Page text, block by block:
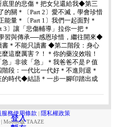
登入
里的悲傷＊把女兒還給我◆第三
的關＊〔Part 2〕愛不滅，學會珍惜
量＊〔Part 1〕我們一起面對＊
3〕讓「悲傷輔導」拉你一把＊
習與傳承──感恩珍惜，繼往開來◆
＊不能只讀書 ◆第二階段：身心
這麼厲害？！＊你的藥沒效啦！
」非彼「急」＊我爸爸不是Ｐ值
段：一代比一代好＊不進則退＊
的時代◆結語＊一步一腳印踏出成
登入
服務使用條款
隱私權政策
Mobile版 TAAZE